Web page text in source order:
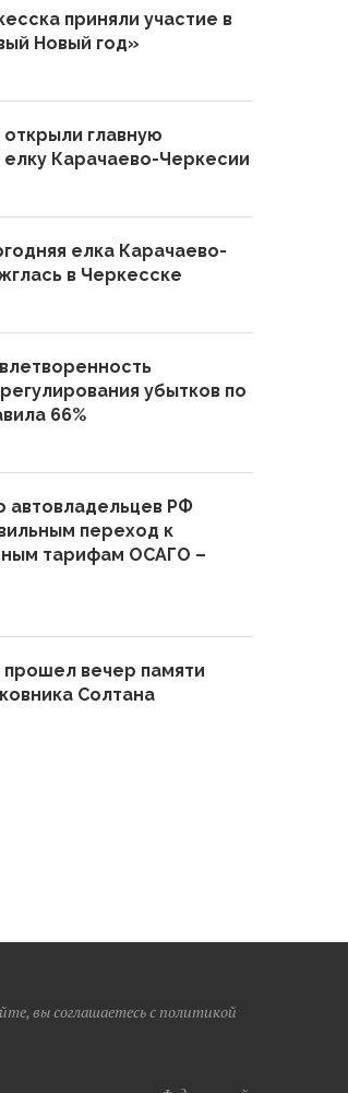
приняли участие в
Новый год»
главную
Карачаево-Черкесии
елка Карачаево-
в Черкесске
убытков по
66%
автовладельцев РФ
переход к
тарифам ОСАГО –
вечер памяти
Солтана
вы соглашаетесь с политикой